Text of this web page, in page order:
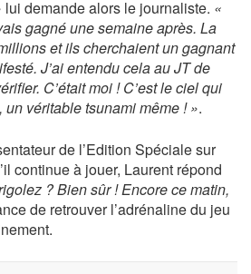
lui demande alors le journaliste. «
gagné une semaine après. La
et ils cherchaient un gagnant
J’ai entendu cela au JT de
C’était moi ! C’est le ciel qui
un véritable tsunami même ! ».
de l’Edition Spéciale sur
continue à jouer, Laurent répond
? Bien sûr ! Encore ce matin,
de retrouver l’adrénaline du jeu